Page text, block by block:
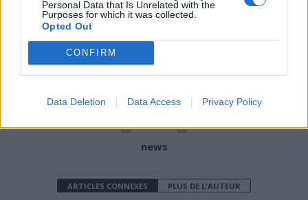
Personal Data that Is Unrelated with the
Purposes for which it was collected.
Opted Out
CONFIRM
Data Deletion Data Access Privacy Policy
première cause de
mortalité mondiale
révolutionnaire : un vaccin
conçu par IA pour lutter
news
ARTICLES CONNEXES PLUS DE L'AUTEUR